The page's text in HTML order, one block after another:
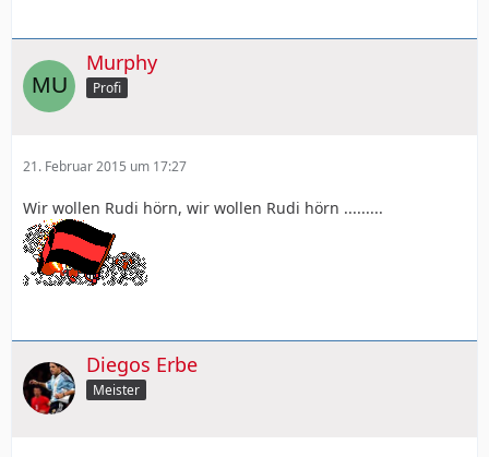
Murphy
Profi
21. Februar 2015 um 17:27
Wir wollen Rudi hörn, wir wollen Rudi hörn .........
Diegos Erbe
Meister